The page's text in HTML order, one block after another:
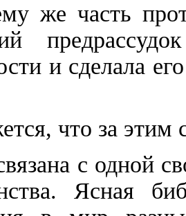
же часть
и сделала
что за этим
с одной
Ясная